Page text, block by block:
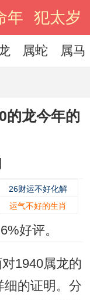
年 犯太岁
属蛇 属马
的龙今年的
26财运不好化解
运气不好的生肖
好评。
1940属龙的
细的证明。分